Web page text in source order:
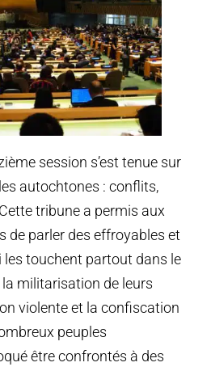
session s’est tenue sur
autochtones : conflits,
tribune a permis aux
de parler des effroyables et
touchent partout dans le
militarisation de leurs
violente et la confiscation
peuples
être confrontés à des